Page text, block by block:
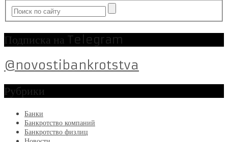
Подписка на Telegram
@novostibankrotstva
Рубрики
Банки
Банкротство компаний
Банкротство физлиц